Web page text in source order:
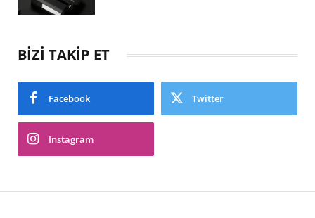
BİZİ TAKİP ET
Facebook Twitter
Instagram